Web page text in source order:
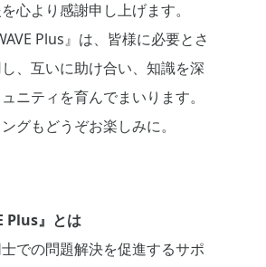
心より感謝申し上げます。
Plus』は、皆様に必要とさ
、互いに助け合い、知識を深
ニティを育んでまいります。
グもどうぞお楽しみに。
Plus』とは
での問題解決を促進するサポ